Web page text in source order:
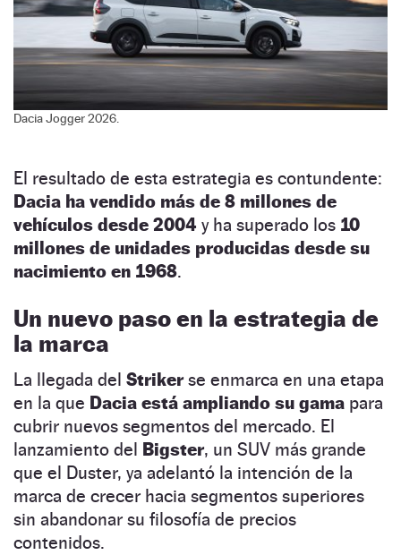
Dacia Jogger 2026.
El resultado de esta estrategia es contundente:
Dacia ha vendido más de 8 millones de
vehículos desde 2004 y ha superado los 10
millones de unidades producidas desde su
nacimiento en 1968.
Un nuevo paso en la estrategia de
la marca
La llegada del Strikerse enmarca en una etapa
en la que Dacia está ampliando su gama para
cubrir nuevos segmentos del mercado. El
lanzamiento del Bigster, un SUV más grande
que el Duster, ya adelantó la intención de la
marca de crecer hacia segmentos superiores
sin abandonar su filosofía de precios
contenidos.